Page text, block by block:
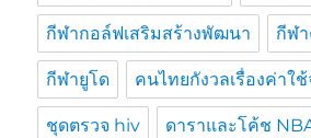
กีฬากอล์ฟเสริมสร้างพัฒนา กีฬา
กีฬายูโด คนไทยกังวลเรื่องค่าใช้
ชุดตรวจ hiv ดาราและโค้ช